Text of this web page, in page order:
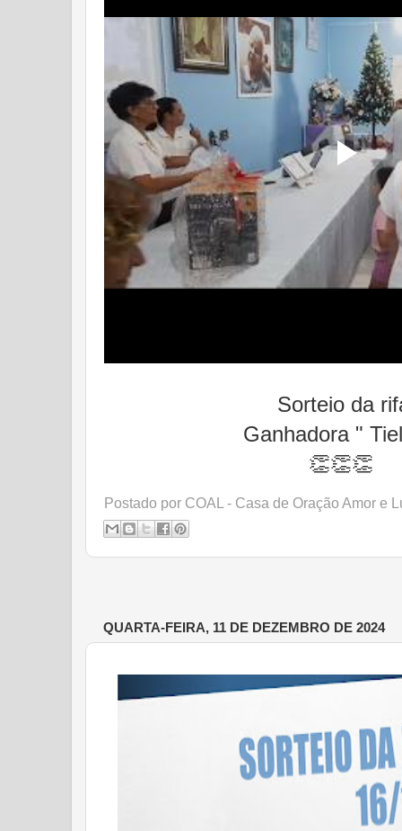
Sorteio da
Ganhadora "
👏👏👏
Postado por COAL - Casa de Oração Amor e
QUARTA-FEIRA, 11 DE DEZEMBRO DE 2024